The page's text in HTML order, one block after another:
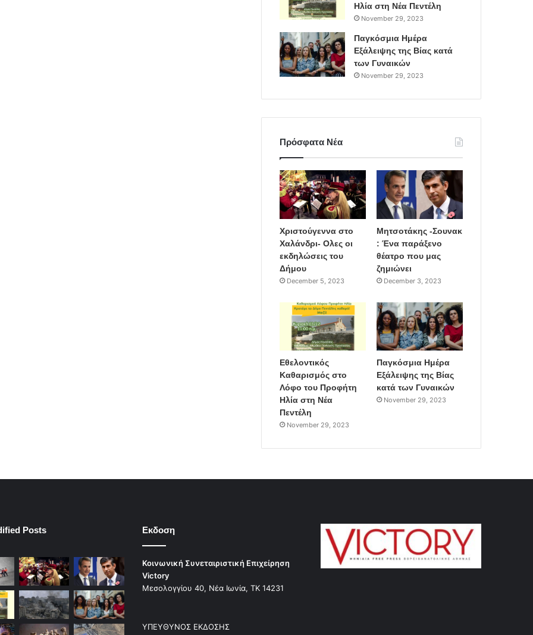
Ηλία στη Νέα Πεντέλη
November 29, 2023
Παγκόσμια Ημέρα
Εξάλειψης της Βίας κατά
των Γυναικών
November 29, 2023
Πρόσφατα Νέα
Χριστούγεννα στο
Χαλάνδρι- Ολες οι
εκδηλώσεις του
Δήμου
December 5, 2023
Μητσοτάκης -Σουνακ
: Ένα παράξενο
θέατρο που μας
ζημιώνει
December 3, 2023
Εθελοντικός
Καθαρισμός στο
Λόφο του Προφήτη
Ηλία στη Νέα
Πεντέλη
November 29, 2023
Παγκόσμια Ημέρα
Εξάλειψης της Βίας
κατά των Γυναικών
November 29, 2023
Posts Εκδοση
Κοινωνική Συνεταιριστική Επιχείρηση
Victory
Μεσολογγίου 40, Νέα Ιωνία, ΤΚ 14231
ΥΠΕΥΘΥΝΟΣ ΕΚΔΟΣΗΣ